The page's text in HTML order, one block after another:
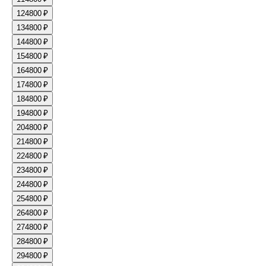
124800 ₽
134800 ₽
144800 ₽
154800 ₽
164800 ₽
174800 ₽
184800 ₽
194800 ₽
204800 ₽
214800 ₽
224800 ₽
234800 ₽
244800 ₽
254800 ₽
264800 ₽
274800 ₽
284800 ₽
294800 ₽